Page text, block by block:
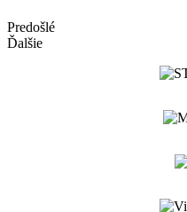
Predošlé
Ďalšie